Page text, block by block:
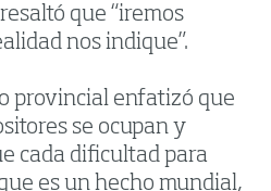
que “iremos
nos indique”.
provincial enfatizó que
se ocupan y
cada dificultad para
es un hecho mundial,